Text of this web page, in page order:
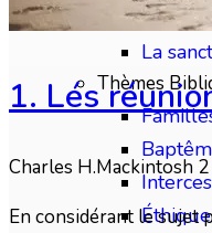
Le
La
Thèmes
1. Lés
Charles H.Mackintosh
En considérant le sujet